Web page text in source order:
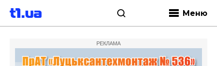
Меню
РЕКЛАМА